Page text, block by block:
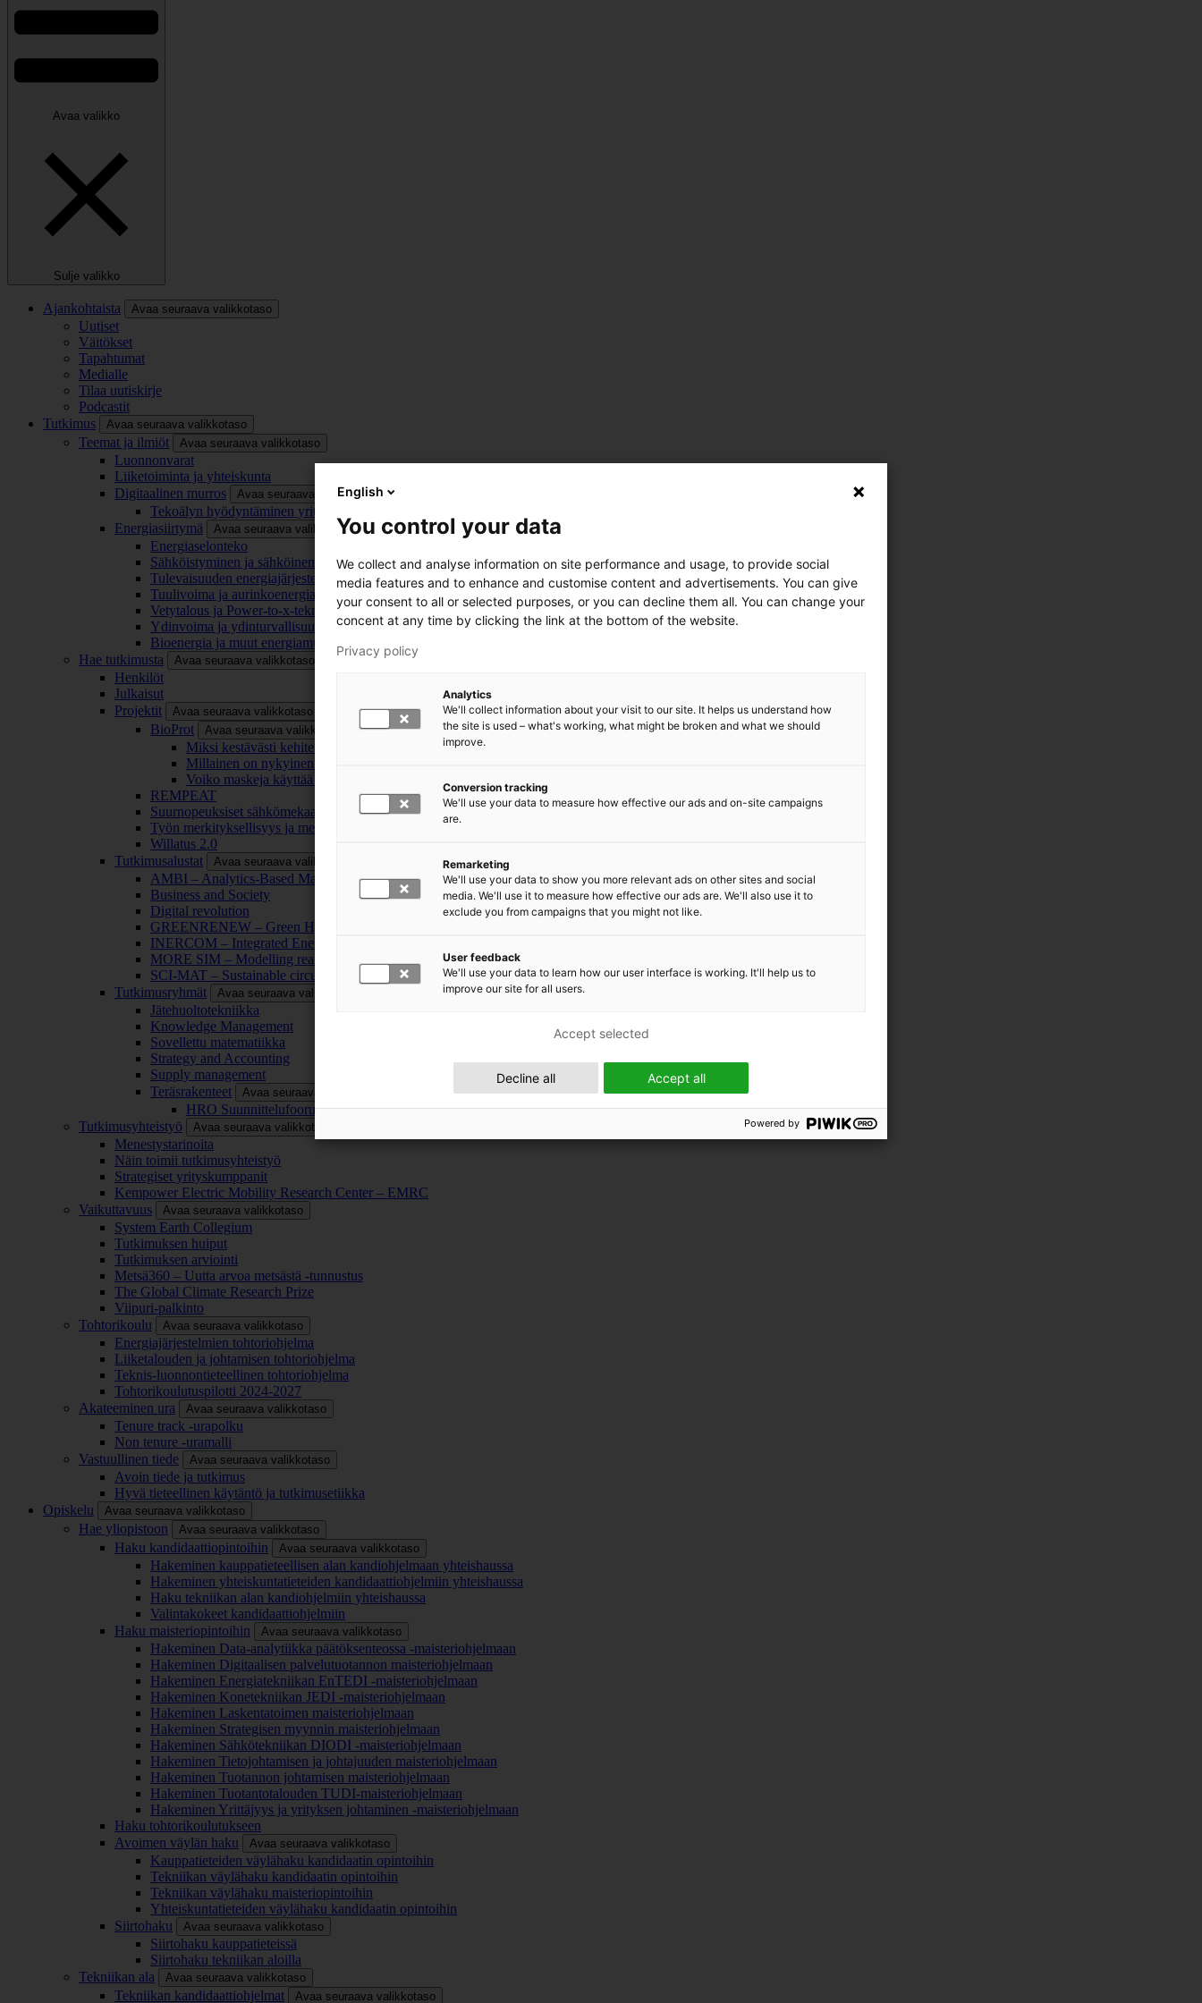
Avaa valikko
Sulje valikko
Ajankohtaista Avaa seuraava valikkotaso
Uutiset
Väitökset
Tapahtumat
Medialle
Tilaa uutiskirje
Podcastit
Tutkimus
Avaa seuraava valikkotaso
Teemat ja ilmiöt Avaa seuraava valikkotaso
Luonnonvarat
Liiketoiminta ja yhteiskunta
Digitaalinen murros
Avaa seuraava valikkotaso
Tekoälyn hyödyntäminen yrityksissä
Energiasiirtymä
Avaa seuraava valikkotaso
Energiaselonteko
Sähköistyminen ja sähköinen liikenne
Tulevaisuuden energiajärjestelmä
Tuulivoima ja aurinkoenergia
Vetytalous ja Power-to-x-teknologia
Ydinvoima ja ydinturvallisuus
Bioenergia ja muut energiamuodot
Hae tutkimusta
Avaa seuraava valikkotaso
Henkilöt
Julkaisut
Projektit
Avaa seuraava valikkotaso
BioProt Avaa seuraava valikkotaso
Miksi kestävästi kehitetty maski on tärkeä?
Millainen on nykyinen ja tulevaisuuden kasvomaski?
Voiko maskeja käyttää uudelleen ja kierrättää?
REMPEAT
Suurnopeuksiset sähkömekaaniset energianmuunnosjärjestelmät
Työn merkityksellisyys ja merkityksettömyys
Willatus 2.0
Tutkimusalustat
Avaa seuraava valikkotaso
AMBI – Analytics-Based Management for Business and Manufacturing Industry
Business and Society
Digital revolution
GREENRENEW – Green Hydrogen and CO2 for Industry Renewal
INERCOM – Integrated Energy Conversion Machinery
MORE SIM – Modelling reality through simulation
SCI-MAT – Sustainable circularity of inorganic materials
Tutkimusryhmät
Avaa seuraava valikkotaso
Jätehuoltotekniikka
Knowledge Management
Sovellettu matematiikka
Strategy and Accounting
Supply management
Teräsrakenteet
Avaa seuraava valikkotaso
HRO Suunnittelufoorumi
Tutkimusyhteistyö
Avaa seuraava valikkotaso
Menestystarinoita
Näin toimii tutkimusyhteistyö
Strategiset yrityskumppanit
Kempower Electric Mobility Research Center – EMRC
Vaikuttavuus
Avaa seuraava valikkotaso
System Earth Collegium
Tutkimuksen huiput
Tutkimuksen arviointi
Metsä360 – Uutta arvoa metsästä -tunnustus
The Global Climate Research Prize
Viipuri-palkinto
Tohtorikoulu
Avaa seuraava valikkotaso
Energiajärjestelmien tohtoriohjelma
Liiketalouden ja johtamisen tohtoriohjelma
Teknis-luonnontieteellinen tohtoriohjelma
Tohtorikoulutuspilotti 2024-2027
Akateeminen ura
Avaa seuraava valikkotaso
Tenure track -urapolku
Non tenure -uramalli
Vastuullinen tiede
Avaa seuraava valikkotaso
Avoin tiede ja tutkimus
Hyvä tieteellinen käytäntö ja tutkimusetiikka
Opiskelu
Avaa seuraava valikkotaso
Hae yliopistoon Avaa seuraava valikkotaso
Haku kandidaattiopintoihin Avaa seuraava valikkotaso
Hakeminen kauppatieteellisen alan kandiohjelmaan yhteishaussa
Hakeminen yhteiskuntatieteiden kandidaattiohjelmiin yhteishaussa
Haku tekniikan alan kandiohjelmiin yhteishaussa
Valintakokeet kandidaattiohjelmiin
Haku maisteriopintoihin
Avaa seuraava valikkotaso
Hakeminen Data-analytiikka päätöksenteossa -maisteriohjelmaan
Hakeminen Digitaalisen palvelutuotannon maisteriohjelmaan
Hakeminen Energiatekniikan EnTEDI -maisteriohjelmaan
Hakeminen Konetekniikan JEDI -maisteriohjelmaan
Hakeminen Laskentatoimen maisteriohjelmaan
Hakeminen Strategisen myynnin maisteriohjelmaan
Hakeminen Sähkötekniikan DIODI -maisteriohjelmaan
Hakeminen Tietojohtamisen ja johtajuuden maisteriohjelmaan
Hakeminen Tuotannon johtamisen maisteriohjelmaan
Hakeminen Tuotantotalouden TUDI-maisteriohjelmaan
Hakeminen Yrittäjyys ja yrityksen johtaminen -maisteriohjelmaan
Haku tohtorikoulutukseen
Avoimen väylän haku
Avaa seuraava valikkotaso
Kauppatieteiden väylähaku kandidaatin opintoihin
Tekniikan väylähaku kandidaatin opintoihin
Tekniikan väylähaku maisteriopintoihin
Yhteiskuntatieteiden väylähaku kandidaatin opintoihin
Siirtohaku
Avaa seuraava valikkotaso
Siirtohaku kauppatieteissä
Siirtohaku tekniikan aloilla
Tekniikan ala
Avaa seuraava valikkotaso
Tekniikan kandidaattiohjelmat Avaa seuraava valikkotaso
English
You control your data
We collect and analyse information on site performance and usage, to provide social
media features and to enhance and customise content and advertisements. You can give
your consent to all or selected purposes, or you can decline them all. You can change your
concent at any time by clicking the link at the bottom of the website.
Privacy policy
Analytics
We'll collect information about your visit to our site. It helps us understand how
the site is used – what's working, what might be broken and what we should
improve.
Conversion tracking
We'll use your data to measure how effective our ads and on-site campaigns
are.
Remarketing
We'll use your data to show you more relevant ads on other sites and social
media. We'll use it to measure how effective our ads are. We'll also use it to
exclude you from campaigns that you might not like.
User feedback
We'll use your data to learn how our user interface is working. It'll help us to
improve our site for all users.
Accept all
Decline all
Accept selected
Powered by